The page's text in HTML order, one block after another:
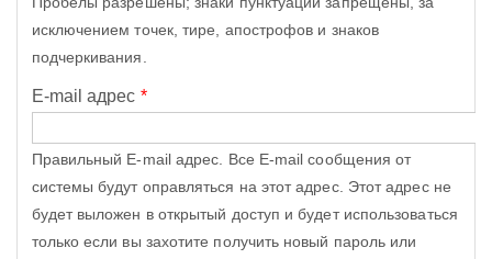
исключением точек, тире, апострофов и знаков
подчеркивания.
E-mail адрес *
Правильный E-mail адрес. Все E-mail сообщения от
системы будут оправляться на этот адрес. Этот адрес не
будет выложен в открытый доступ и будет использоваться
только если вы захотите получить новый пароль или